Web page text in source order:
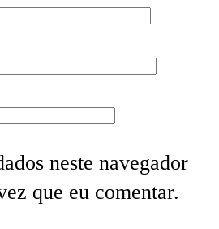
neste navegador
que eu comentar.